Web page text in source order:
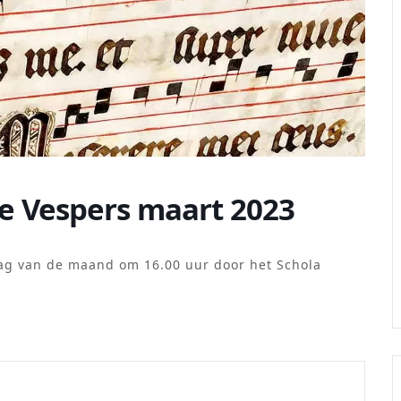
Vespers maart 2023
van de maand om 16.00 uur door het Schola